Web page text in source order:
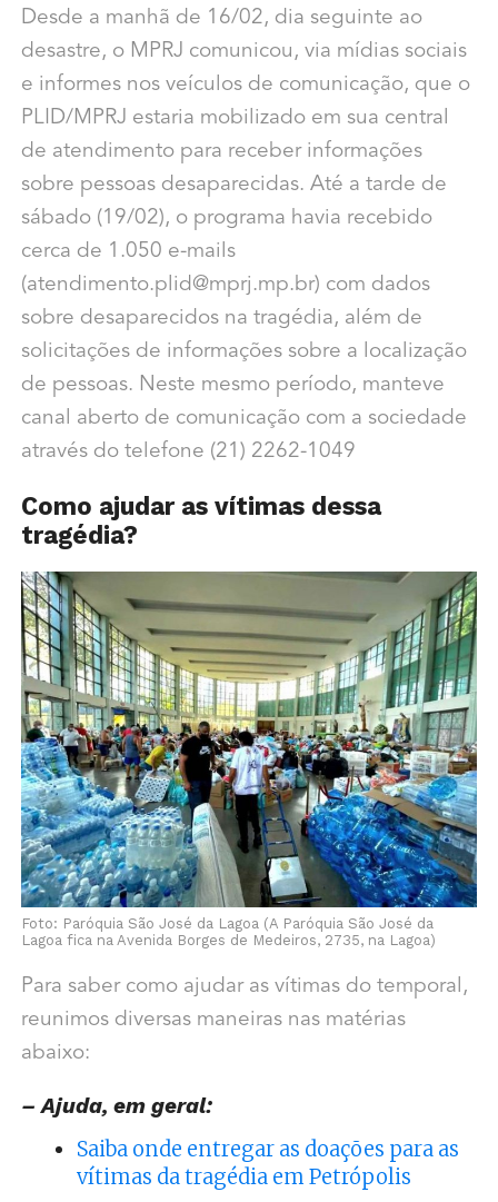
Desde a manhã de 16/02, dia seguinte ao
desastre, o MPRJ comunicou, via mídias sociais
e informes nos veículos de comunicação, que o
PLID/MPRJ estaria mobilizado em sua central
de atendimento para receber informações
sobre pessoas desaparecidas. Até a tarde de
sábado (19/02), o programa havia recebido
cerca de 1.050 e-mails
(atendimento.plid@mprj.mp.br) com dados
sobre desaparecidos na tragédia, além de
solicitações de informações sobre a localização
de pessoas. Neste mesmo período, manteve
canal aberto de comunicação com a sociedade
através do telefone (21) 2262-1049
Como ajudar as vítimas dessa
tragédia?
Foto: Paróquia São José da Lagoa (A Paróquia São José da
Lagoa fica na Avenida Borges de Medeiros, 2735, na Lagoa)
Para saber como ajudar as vítimas do temporal,
reunimos diversas maneiras nas matérias
abaixo:
– Ajuda, em geral:
Saiba onde entregar as doações para as
vítimas da tragédia em Petrópolis